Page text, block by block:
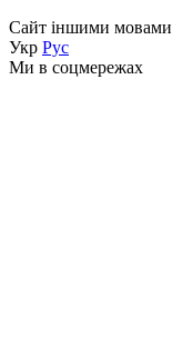
Сайт іншими мовами
Укр Рус
Ми в соцмережах